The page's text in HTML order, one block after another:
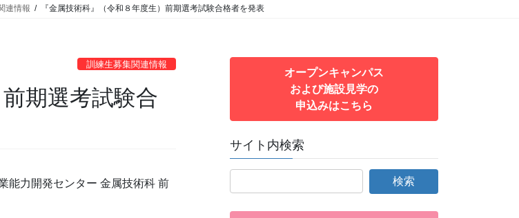
連情報 『金属技術科』（令和８年度生）前期選考試験合格者を発表
訓練生募集関連情報
期選考試験合
能力開発センター 金属技術科 前
オープンキャンパス
および施設見学の
申込みはこちら
サイト内検索